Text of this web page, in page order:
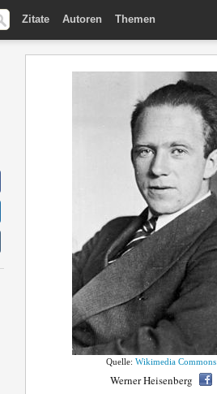
Zitate Autoren Themen
Quelle: Wikimedia Commons
Werner Heisenberg